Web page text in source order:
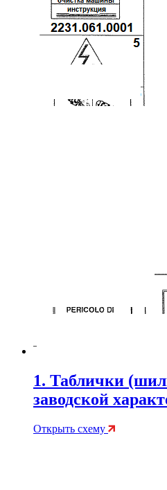
1. Таблички
заводской
Открыть схему